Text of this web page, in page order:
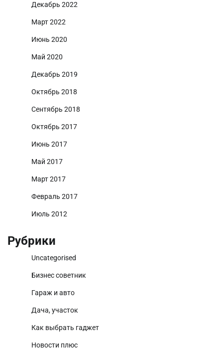
Декабрь 2022
Март 2022
Июнь 2020
Май 2020
Декабрь 2019
Октябрь 2018
Сентябрь 2018
Октябрь 2017
Июнь 2017
Май 2017
Март 2017
Февраль 2017
Июль 2012
Рубрики
Uncategorised
Бизнес советник
Гараж и авто
Дача, участок
Как выбрать гаджет
Новости плюс